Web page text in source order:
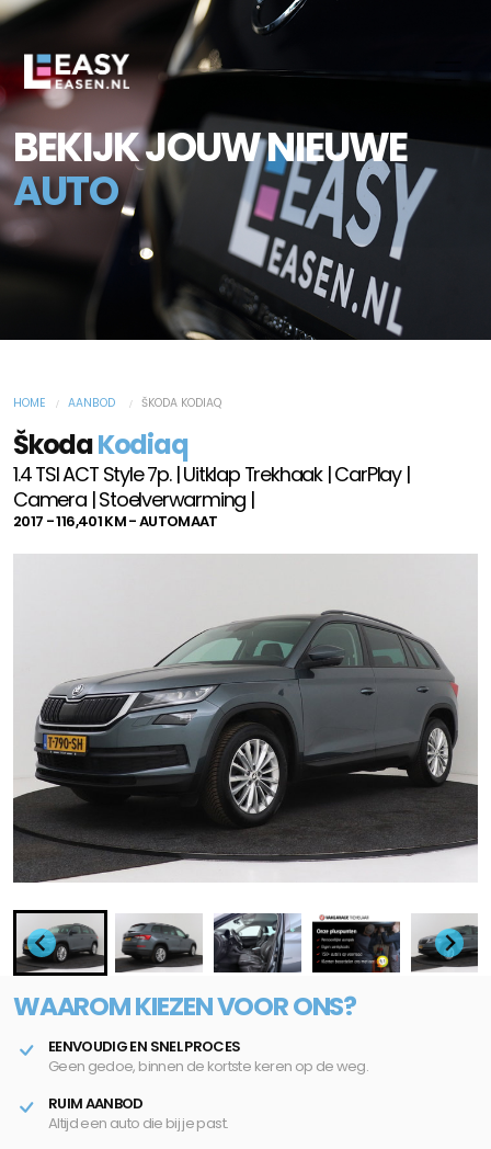
BEKIJK JOUW NIEUWE
AUTO
HOME AANBOD ŠKODA KODIAQ
ŠkodaKodiaq
1.4 TSI ACT Style 7p. | Uitklap Trekhaak | CarPlay |
Camera | Stoelverwarming |
2017 - 116,401 KM - AUTOMAAT
WAAROM KIEZEN VOOR ONS?
EENVOUDIG EN SNEL PROCES
Geen gedoe, binnen de kortste keren op de weg.
RUIM AANBOD
Altijd een auto die bij je past.